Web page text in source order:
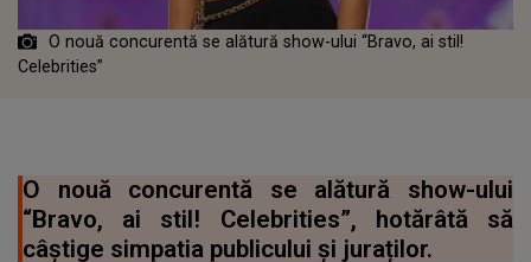
O nouă concurentă se alătură show-ului “Bravo, ai stil!
Celebrities”
O nouă concurentă se alătură show-ului
“Bravo, ai stil! Celebrities”, hotărâtă să
câștige simpatia publicului și juraților.